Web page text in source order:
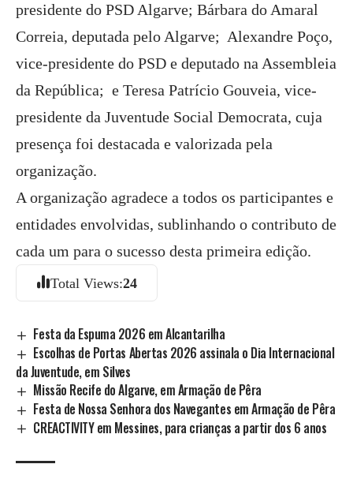
presidente do PSD Algarve; Bárbara do Amaral
Correia, deputada pelo Algarve; Alexandre Poço,
vice-presidente do PSD e deputado na Assembleia
da República; e Teresa Patrício Gouveia, vice-
presidente da Juventude Social Democrata, cuja
presença foi destacada e valorizada pela
organização.
A organização agradece a todos os participantes e
entidades envolvidas, sublinhando o contributo de
cada um para o sucesso desta primeira edição.
Total Views:24
Festa da Espuma 2026 em Alcantarilha
Escolhas de Portas Abertas 2026 assinala o Dia Internacional
da Juventude, em Silves
Missão Recife do Algarve, em Armação de Pêra
Festa de Nossa Senhora dos Navegantes em Armação de Pêra
CREACTIVITY em Messines, para crianças a partir dos 6 anos